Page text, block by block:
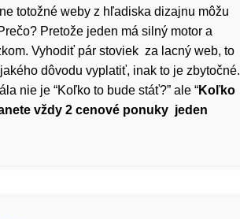
totožné weby z hľadiska dizajnu môžu
Pretože jeden má silný motor a
Vyhodiť pár stoviek za lacný web, to
dôvodu vyplatiť, inak to je zbytočné.
nie je “Koľko to bude stáť?” ale “Koľko
vždy 2 cenové ponuky jeden